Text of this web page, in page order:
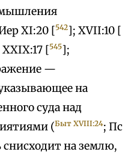
XI:20 [542]; XVII:10 [
XXIX:17 [545];
—
на
суда над
(Быт XVIII:24; Пс
снисходит на землю,